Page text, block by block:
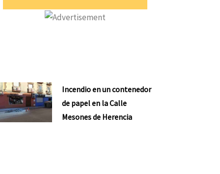
Incendio en un contenedor
de papel en la Calle
Mesones de Herencia